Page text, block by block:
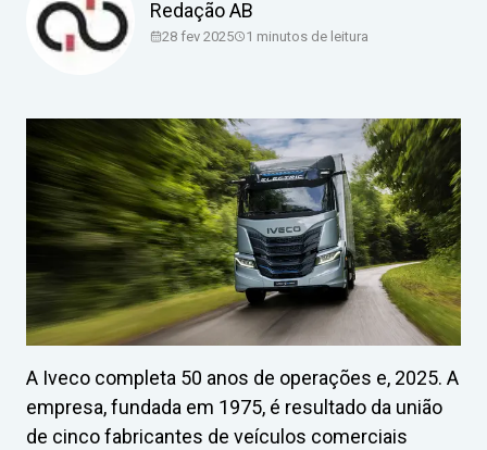
Redação AB
28 fev 2025 1 minutos de leitura
A Iveco completa 50 anos de operações e, 2025. A
empresa, fundada em 1975, é resultado da união
de cinco fabricantes de veículos comerciais